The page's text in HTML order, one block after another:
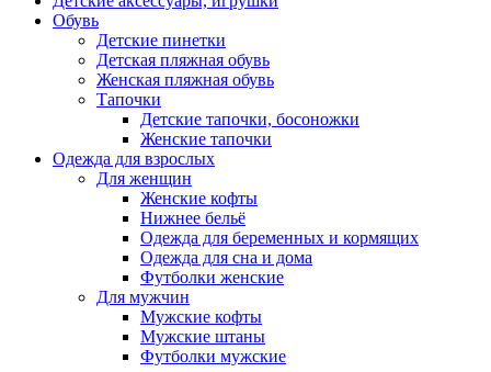
Обувь
Детские пинетки
Детская пляжная обувь
Женская пляжная обувь
Тапочки
Детские тапочки, босоножки
Женские тапочки
Одежда для взрослых
Для женщин
Женские кофты
Нижнее бельё
Одежда для беременных и кормящих
Одежда для сна и дома
Футболки женские
Для мужчин
Мужские кофты
Мужские штаны
Футболки мужские